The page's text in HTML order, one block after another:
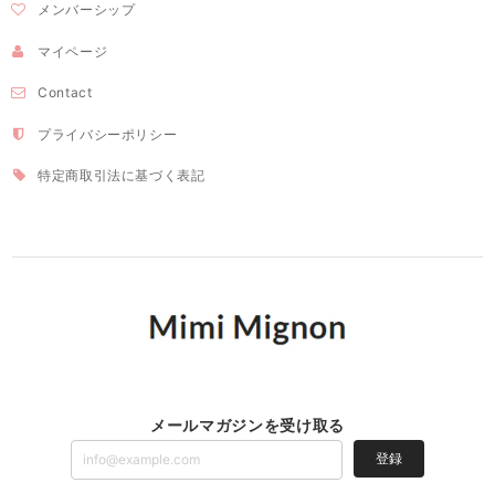
メンバーシップ
マイページ
Contact
プライバシーポリシー
特定商取引法に基づく表記
メールマガジンを受け取る
登録